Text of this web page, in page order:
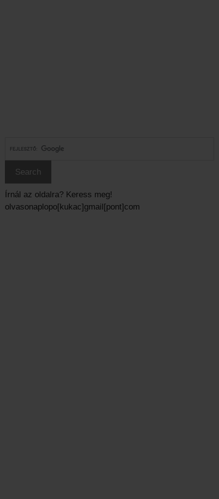
Írnál az oldalra? Keress meg!
olvasonaplopo[kukac]gmail[pont]com